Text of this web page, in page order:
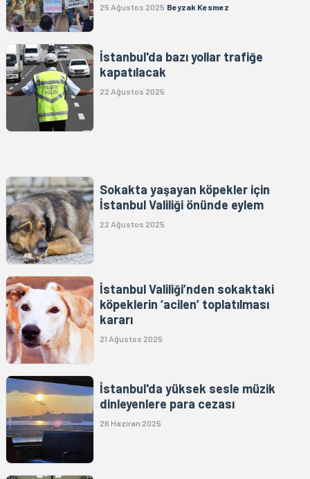
25 Ağustos 2025 Beyzak Kesmez
İstanbul'da bazı yollar trafiğe
kapatılacak
22 Ağustos 2025
Sokakta yaşayan köpekler için
İstanbul Valiliği önünde eylem
22 Ağustos 2025
İstanbul Valiliği’nden sokaktaki
köpeklerin ‘acilen’ toplatılması
kararı
21 Ağustos 2025
İstanbul'da yüksek sesle müzik
dinleyenlere para cezası
26 Haziran 2025